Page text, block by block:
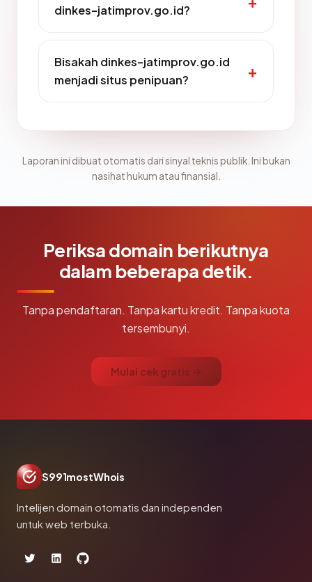
dinkes-jatimprov.go.id?
Bisakah dinkes-jatimprov.go.id
menjadi situs penipuan?
Laporan ini dibuat otomatis dari sinyal teknis publik. Ini bukan
nasihat hukum atau finansial.
Periksa domain berikutnya
dalam beberapa detik.
Tanpa pendaftaran. Tanpa kartu kredit. Tanpa kuota
tersembunyi.
Mulai cek gratis →
S991mostWhois
Intelijen domain otomatis dan independen
untuk web terbuka.